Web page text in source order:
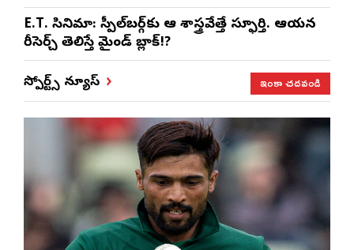
E.T. సినిమా: స్పీల్‌బర్గ్‌కు ఆ శాస్త్రవేత్తే స్ఫూర్తి. ఆయన
రీసెర్చ్ తెలిస్తే మైండ్ బ్లాక్!?
స్పోర్ట్స్ న్యూస్ ఇంకా చదవండి